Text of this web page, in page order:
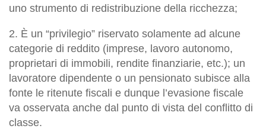
uno strumento di redistribuzione della ricchezza;
2. È un “privilegio” riservato solamente ad alcune
categorie di reddito (imprese, lavoro autonomo,
proprietari di immobili, rendite finanziarie, etc.); un
lavoratore dipendente o un pensionato subisce alla
fonte le ritenute fiscali e dunque l’evasione fiscale
va osservata anche dal punto di vista del conflitto di
classe.